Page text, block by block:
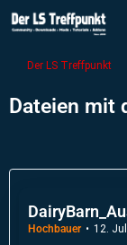
Der LS Treffpunkt
Dateien mit
Hochbauer 12.